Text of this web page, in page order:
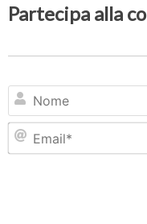
Partecipa alla